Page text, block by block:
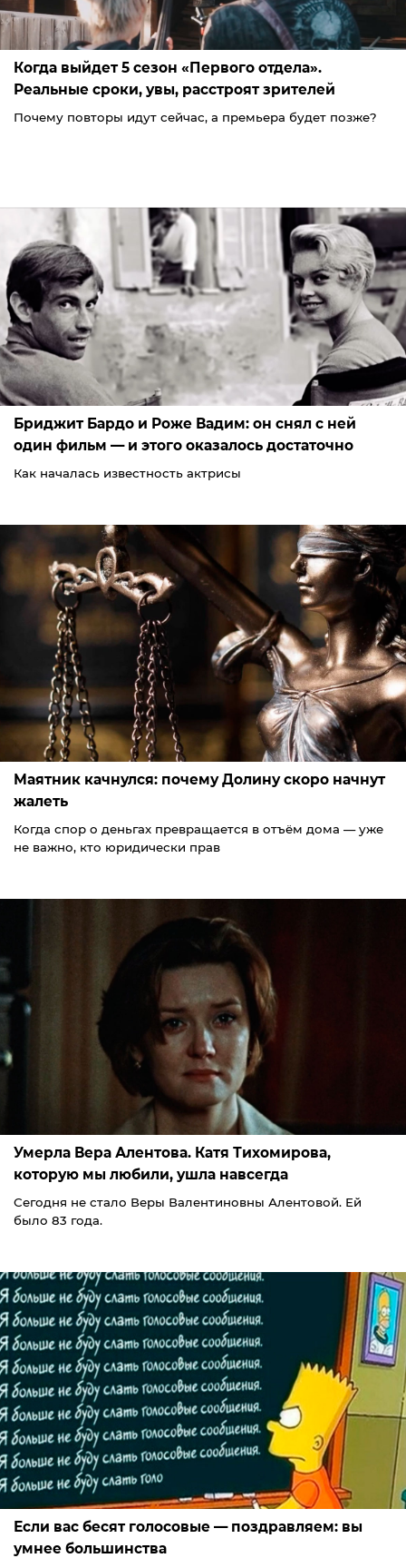
Когда выйдет 5 сезон «Первого отдела».
Реальные сроки, увы, расстроят зрителей
Почему повторы идут сейчас, а премьера будет позже?
Бриджит Бардо и Роже Вадим: он снял с ней
один фильм — и этого оказалось достаточно
Как началась известность актрисы
Маятник качнулся: почему Долину скоро начнут
жалеть
Когда спор о деньгах превращается в отъём дома — уже
не важно, кто юридически прав
Умерла Вера Алентова. Катя Тихомирова,
которую мы любили, ушла навсегда
Сегодня не стало Веры Валентиновны Алентовой. Ей
было 83 года.
Если вас бесят голосовые — поздравляем: вы
умнее большинства